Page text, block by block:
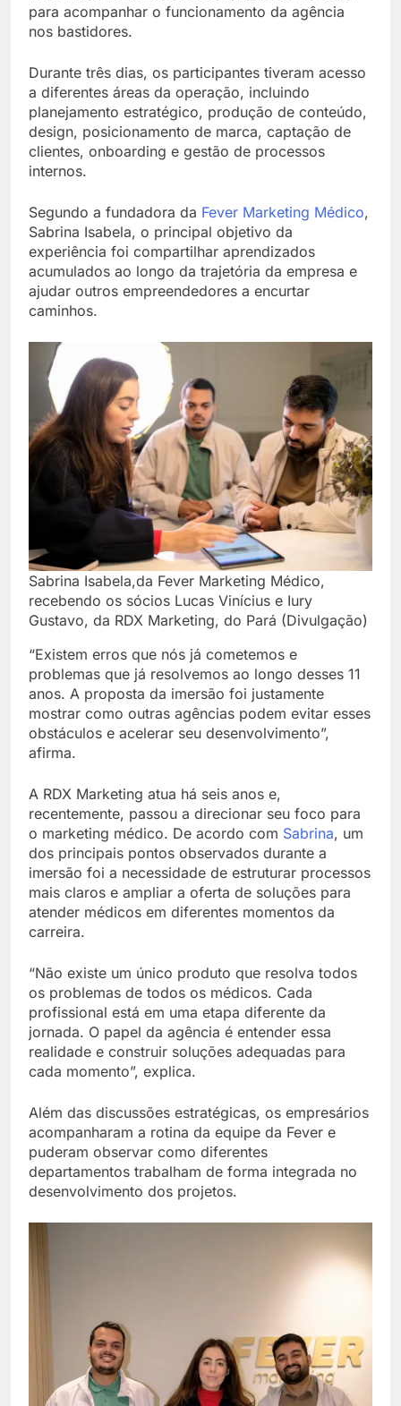
para acompanhar o funcionamento da agência
nos bastidores.
Durante três dias, os participantes tiveram acesso
a diferentes áreas da operação, incluindo
planejamento estratégico, produção de conteúdo,
design, posicionamento de marca, captação de
clientes, onboarding e gestão de processos
internos.
Segundo a fundadora da Fever Marketing Médico,
Sabrina Isabela, o principal objetivo da
experiência foi compartilhar aprendizados
acumulados ao longo da trajetória da empresa e
ajudar outros empreendedores a encurtar
caminhos.
Sabrina Isabela,da Fever Marketing Médico,
recebendo os sócios Lucas Vinícius e Iury
Gustavo, da RDX Marketing, do Pará (Divulgação)
“Existem erros que nós já cometemos e
problemas que já resolvemos ao longo desses 11
anos. A proposta da imersão foi justamente
mostrar como outras agências podem evitar esses
obstáculos e acelerar seu desenvolvimento”,
afirma.
A RDX Marketing atua há seis anos e,
recentemente, passou a direcionar seu foco para
o marketing médico. De acordo com Sabrina, um
dos principais pontos observados durante a
imersão foi a necessidade de estruturar processos
mais claros e ampliar a oferta de soluções para
atender médicos em diferentes momentos da
carreira.
“Não existe um único produto que resolva todos
os problemas de todos os médicos. Cada
profissional está em uma etapa diferente da
jornada. O papel da agência é entender essa
realidade e construir soluções adequadas para
cada momento”, explica.
Além das discussões estratégicas, os empresários
acompanharam a rotina da equipe da Fever e
puderam observar como diferentes
departamentos trabalham de forma integrada no
desenvolvimento dos projetos.